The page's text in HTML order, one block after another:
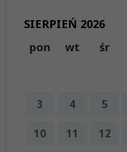
SIERPIEŃ 2026
pon
wt śr
3 4 5
10 11 12